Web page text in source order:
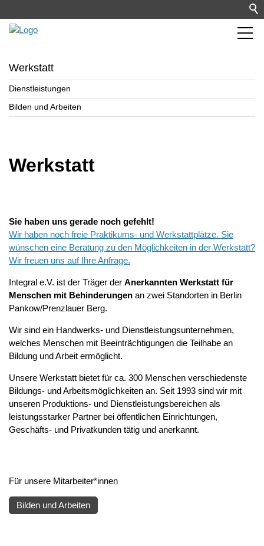
Werkstatt
Dienstleistungen
Bilden und Arbeiten
Werkstatt
Sie haben uns gerade noch gefehlt!
Wir haben noch freie Praktikums- und Werkstattplätze. Sie
wünschen eine Beratung zu den Möglichkeiten in der Werkstatt?
Wir freuen uns auf Ihre Anfrage.
Integral e.V. ist der Träger der Anerkannten Werkstatt für
Menschen mit Behinderungen an zwei Standorten in Berlin
Pankow/Prenzlauer Berg.
Wir sind ein Handwerks- und Dienstleistungsunternehmen,
welches Menschen mit Beeinträchtigungen die Teilhabe an
Bildung und Arbeit ermöglicht.
Unsere Werkstatt bietet für ca. 300 Menschen verschiedenste
Bildungs- und Arbeitsmöglichkeiten an. Seit 1993 sind wir mit
unseren Produktions- und Dienstleistungsbereichen als
leistungsstarker Partner bei öffentlichen Einrichtungen,
Geschäfts- und Privatkunden tätig und anerkannt.
Für unsere Mitarbeiter*innen
Bilden und Arbeiten